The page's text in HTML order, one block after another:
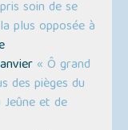
soin de se
plus opposée à
« Ô grand
des pièges du
et de